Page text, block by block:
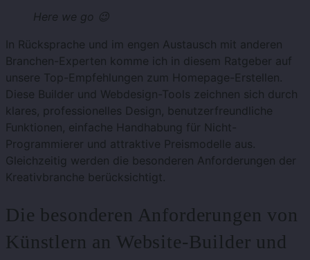
Here we go 😉
In Rücksprache und im engen Austausch mit anderen
Branchen-Experten komme ich in diesem Ratgeber auf
unsere Top-Empfehlungen zum Homepage-Erstellen.
Diese Builder und Webdesign-Tools zeichnen sich durch
klares, professionelles Design, benutzerfreundliche
Funktionen, einfache Handhabung für Nicht-
Programmierer und attraktive Preismodelle aus.
Gleichzeitig werden die besonderen Anforderungen der
Kreativbranche berücksichtigt.
Die besonderen Anforderungen von
Künstlern an Website-Builder und